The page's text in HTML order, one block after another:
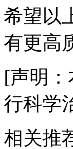
希望以
有更高
[声明
行科学
相关推